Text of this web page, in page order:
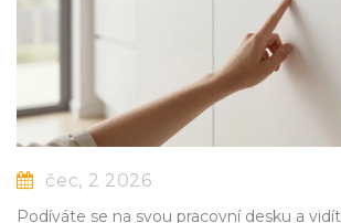
čec, 2 2026
Podíváte se na svou pracovní desku a